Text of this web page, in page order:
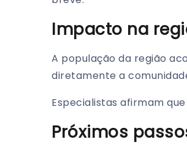
Impacto na
A população da região
diretamente a
Especialistas afirmam
Próximos